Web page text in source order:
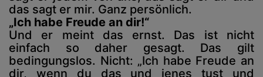
das sagt er mir. Ganz persönlich.
„Ich habe Freude an dir!“
Und er meint das ernst. Das ist nicht
einfach so daher gesagt. Das gilt
bedingungslos. Nicht: „Ich habe Freude an
dir, wenn du das und jenes tust und